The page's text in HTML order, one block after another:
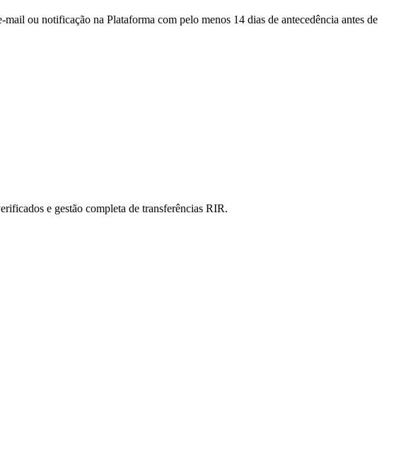
ou notificação na Plataforma com pelo menos 14 dias de antecedência antes de
e gestão completa de transferências RIR.